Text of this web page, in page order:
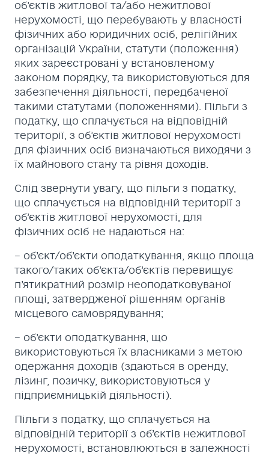
об’єктів житлової та/або нежитлової
нерухомості, що перебувають у власності
фізичних або юридичних осіб, релігійних
організацій України, статути (положення)
яких зареєстровані у встановленому
законом порядку, та використовуються для
забезпечення діяльності, передбаченої
такими статутами (положеннями). Пільги з
податку, що сплачується на відповідній
території, з об’єктів житлової нерухомості
для фізичних осіб визначаються виходячи з
їх майнового стану та рівня доходів.
Слід звернути увагу, що пільги з податку,
що сплачується на відповідній території з
об’єктів житлової нерухомості, для
фізичних осіб не надаються на:
– об’єкт/об’єкти оподаткування, якщо площа
такого/таких об’єкта/об’єктів перевищує
п’ятикратний розмір неоподатковуваної
площі, затвердженої рішенням органів
місцевого самоврядування;
– об’єкти оподаткування, що
використовуються їх власниками з метою
одержання доходів (здаються в оренду,
лізинг, позичку, використовуються у
підприємницькій діяльності).
Пільги з податку, що сплачується на
відповідній території з об’єктів нежитлової
нерухомості, встановлюються в залежності